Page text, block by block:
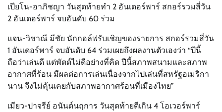
เปียโน-อาภิชญา วันสุดท้ายทำ 2 อันเดอร์พาร์ สกอร์รวมสี่วัน
2 อันเดอร์พาร์ จบอันดับ 60 ร่วม
แจน-วิชาณี มีชัย นักกอล์ฟรับเชิญของรายการ สกอร์รวมสี่วัน
1 อันเดอร์พาร์ จบอันดับ 64 ร่วมเผยถึงผลงานตัวเองว่า “ปีนี้
ถือว่าเล่นดี แต่พัตต์ไม่ดีอย่างที่คิด ปีนี้สภาพสนามและสภาพ
อากาศที่ร้อน มีผลต่อการเล่นเนื่องจากไปเล่นที่สหรัฐอเมริกา
นาน จึงไม่คุ้นเคยกับสภาพอากาศร้อนที่เมืองไทย”
เมียว-ปาจรีย์ อนันต์นฤการ วันสุดท้ายตีเกิน 4 โอเวอร์พาร์